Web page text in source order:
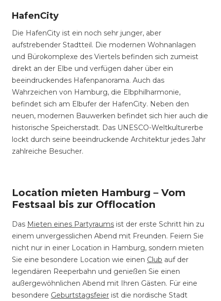
HafenCity
Die HafenCity ist ein noch sehr junger, aber
aufstrebender Stadtteil. Die modernen Wohnanlagen
und Bürokomplexe des Viertels befinden sich zumeist
direkt an der Elbe und verfügen daher über ein
beeindruckendes Hafenpanorama. Auch das
Wahrzeichen von Hamburg, die Elbphilharmonie,
befindet sich am Elbufer der HafenCity. Neben den
neuen, modernen Bauwerken befindet sich hier auch die
historische Speicherstadt. Das UNESCO-Weltkulturerbe
lockt durch seine beeindruckende Architektur jedes Jahr
zahlreiche Besucher.
Location mieten Hamburg – Vom
Festsaal bis zur Offlocation
Das Mieten eines Partyraums ist der erste Schritt hin zu
einem unvergesslichen Abend mit Freunden. Feiern Sie
nicht nur in einer Location in Hamburg, sondern mieten
Sie eine besondere Location wie einen Club auf der
legendären Reeperbahn und genießen Sie einen
außergewöhnlichen Abend mit Ihren Gästen. Für eine
besondere Geburtstagsfeier ist die nordische Stadt